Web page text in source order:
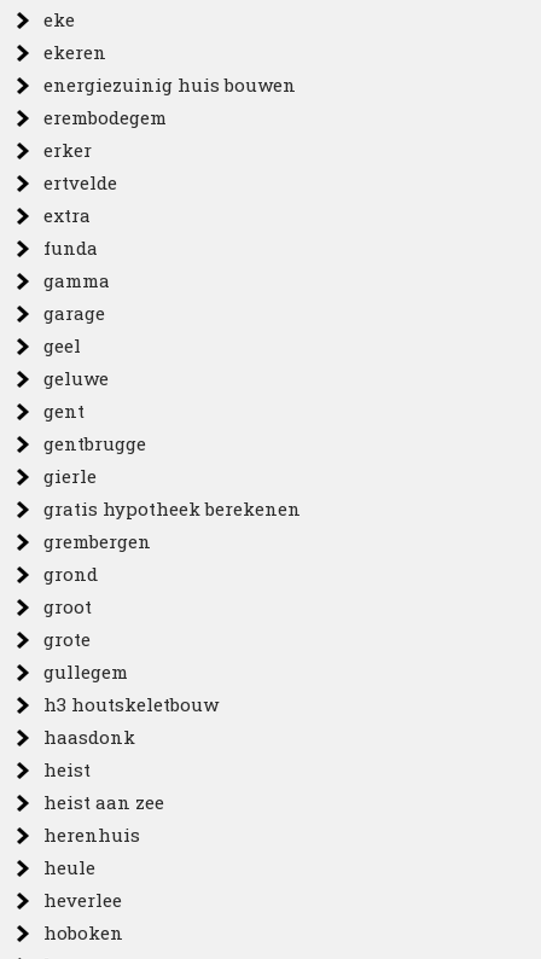
eke
ekeren
energiezuinig huis bouwen
erembodegem
erker
ertvelde
extra
funda
gamma
garage
geel
geluwe
gent
gentbrugge
gierle
gratis hypotheek berekenen
grembergen
grond
groot
grote
gullegem
h3 houtskeletbouw
haasdonk
heist
heist aan zee
herenhuis
heule
heverlee
hoboken